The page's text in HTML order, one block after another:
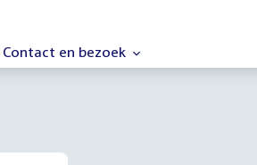
Contact en bezoek